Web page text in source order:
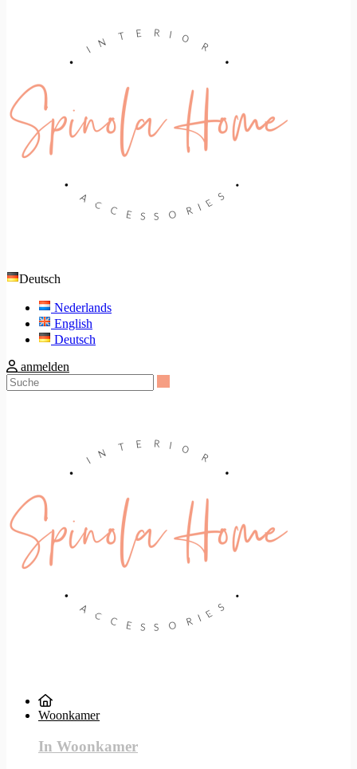
Deutsch
Nederlands
English
Deutsch
anmelden
Woonkamer
In Woonkamer